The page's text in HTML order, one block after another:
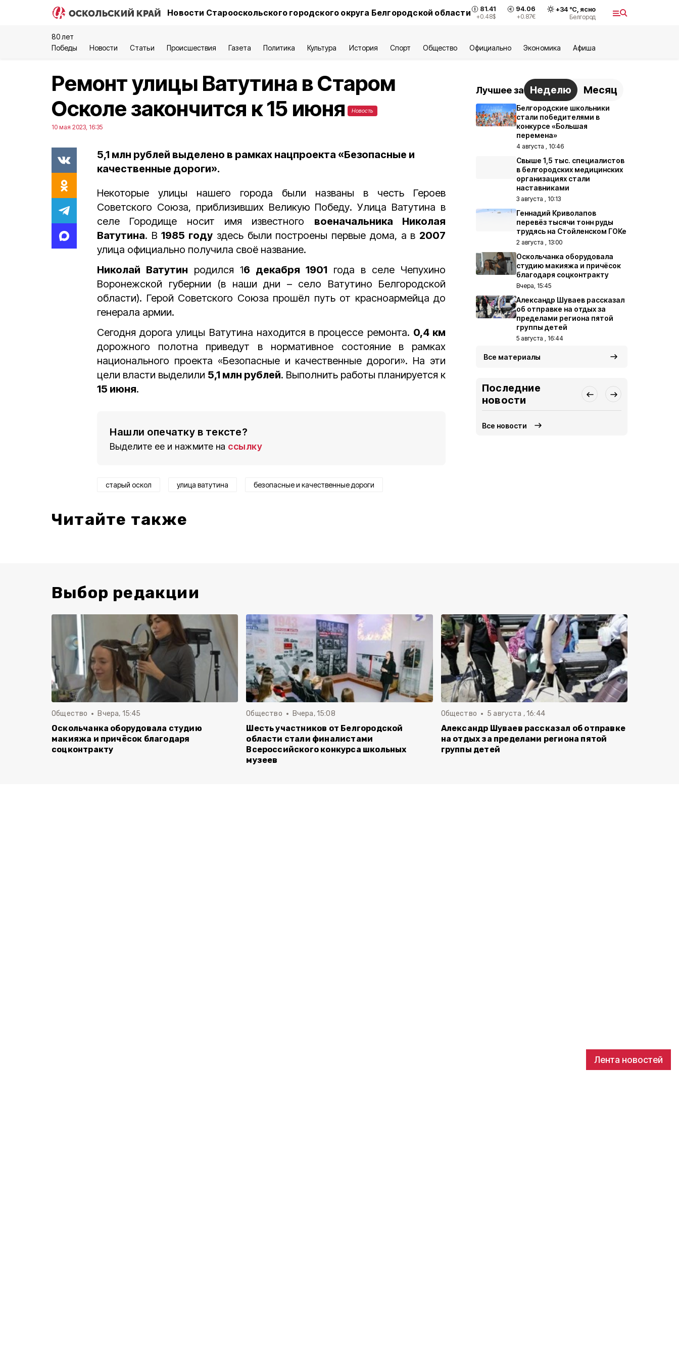
Новости Старооскольского городского округа Белгородской области 81.41
+0.48$
94.06
+0.87€
+34°С, ясно
Белгород
80 лет
Победы
Новости Статьи Происшествия Газета Политика Культура История Спорт Общество Официально Экономика Aфиша
Лента новостей
Ремонт улицы Ватутина в Старом
Осколе закончится к 15 июня
Новость
10 мая 2023, 16:35
5,1 млн рублей выделено в рамках нацпроекта «Безопасные и
качественные дороги».
Некоторые улицы нашего города были названы в честь Героев
Советского Союза, приблизивших Великую Победу. Улица Ватутина в
селе Городище носит имя известного военачальника Николая
Ватутина. В1985 году здесь были построены первые дома, а в 2007
улица официально получила своё название.
Николай Ватутин родился 16 декабря 1901 года в селе Чепухино
Воронежской губернии (в наши дни – село Ватутино Белгородской
области). Герой Советского Союза прошёл путь от красноармейца до
генерала армии.
Сегодня дорога улицы Ватутина находится в процессе ремонта. 0,4 км
дорожного полотна приведут в нормативное состояние в рамках
национального проекта «Безопасные и качественные дороги». На эти
цели власти выделили 5,1 млн рублей. Выполнить работы планируется к
15 июня.
Нашли опечатку в тексте?
Выделите ее и нажмите на ссылку
старый оскол улица ватутина безопасные и качественные дороги
Читайте также
Лучшее за Неделю Месяц
Белгородские школьники
стали победителями в
конкурсе «Большая
перемена»
4 августа , 10:46
Свыше 1,5 тыс. специалистов
в белгородских медицинских
организациях стали
наставниками
3 августа , 10:13
Геннадий Криволапов
перевёз тысячи тонн руды
трудясь на Стойленском ГОКе
2 августа , 13:00
Оскольчанка оборудовала
студию макияжа и причёсок
благодаря соцконтракту
Вчера, 15:45
Александр Шуваев рассказал
об отправке на отдых за
пределами региона пятой
группы детей
5 августа , 16:44
Все материалы
Последние
новости
Все новости
Выбор редакции
Общество Вчера, 15:45
Оскольчанка оборудовала студию
макияжа и причёсок благодаря
соцконтракту
Общество Вчера, 15:08
Шесть участников от Белгородской
области стали финалистами
Всероссийского конкурса школьных
музеев
Общество 5 августа , 16:44
Александр Шуваев рассказал об отправке
на отдых за пределами региона пятой
группы детей